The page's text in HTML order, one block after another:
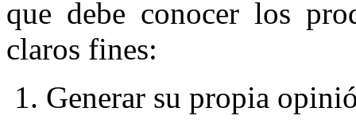
que debe conocer los
claros fines:
1. Generar su propia